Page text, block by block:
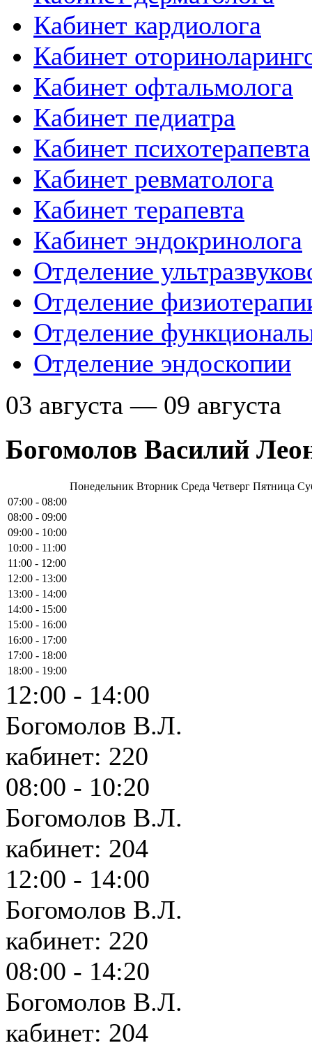
Кабинет кардиолога
Кабинет
Кабинет офтальмолога
Кабинет педиатра
Кабинет психотерапевта
Кабинет ревматолога
Кабинет терапевта
Кабинет эндокринолога
Отделение
Отделение
Отделение
Отделение эндоскопии
03 августа — 09 августа
Богомолов Василий
Понедельник Вторник Среда Четверг Пятница
07:00 - 08:00
08:00 - 09:00
09:00 - 10:00
10:00 - 11:00
11:00 - 12:00
12:00 - 13:00
13:00 - 14:00
14:00 - 15:00
15:00 - 16:00
16:00 - 17:00
17:00 - 18:00
18:00 - 19:00
12:00 - 14:00
Богомолов В.Л.
кабинет: 220
08:00 - 10:20
Богомолов В.Л.
кабинет: 204
12:00 - 14:00
Богомолов В.Л.
кабинет: 220
08:00 - 14:20
Богомолов В.Л.
кабинет: 204